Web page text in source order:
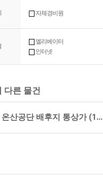
자체경비원
엘리베이터
인터넷
다른 물건
온산공단 배후지 통상가 (1...